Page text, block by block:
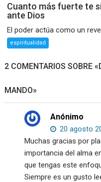
Cuanto más fuerte te
ante Dios
El poder actúa como un
espiritualidad
2 COMENTARIOS SOBRE
MANDO»
Anónimo
20 agosto
Muchas gracias por
importancia del alma
que tengas este
Siempre es un gusto